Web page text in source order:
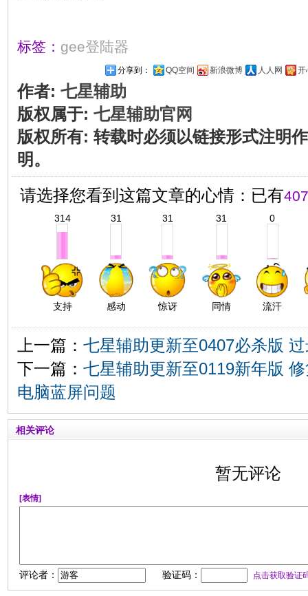
标签： gee登陆器
分享到： QQ空间 新浪微博 人人网 开
作者: 七星辅助
版权属于: 七星辅助官网
版权所有: 转载时必须以链接形式注明
明。
请选择您看到这篇文章的心情：已有407
314
支持
31
感动
31
惊讶
31
同情
0
流汗
上一篇： 七星辅助更新至0407必杀版
下一篇： 七星辅助更新至0119新年版
电脑蓝屏问题
相关评论
暂无评论
[表情]
评论者： 验证码： 点击获取验证